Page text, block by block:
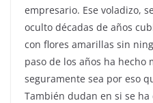
empresario. Ese voladizo,
oculto décadas de años
con flores amarillas sin
paso de los años ha hecho
seguramente sea por eso
También dudan en si se